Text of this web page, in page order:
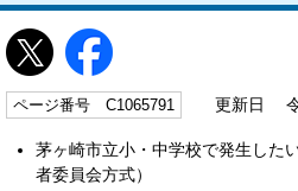
ページ番号 C1065791 更新日 令
茅ヶ崎市立小・中学校で発生した
者委員会方式）